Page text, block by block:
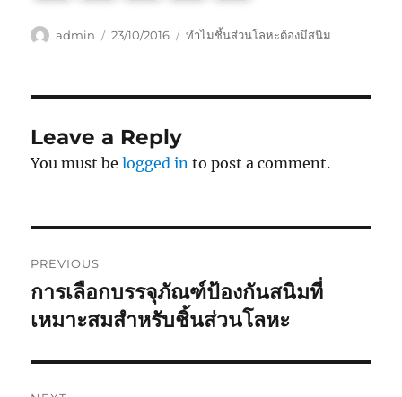
Author
admin
Posted
23/10/2016 Tags
ทำไมชิ้นส่วนโลหะต้องมีสนิม
Leave a Reply
You must belogged in to post a comment.
navigation
PREVIOUS
Previous
post:
การเลือกบรรจุภัณฑ์ป้องกันสนิมที่
เหมาะสมสำหรับชิ้นส่วนโลหะ